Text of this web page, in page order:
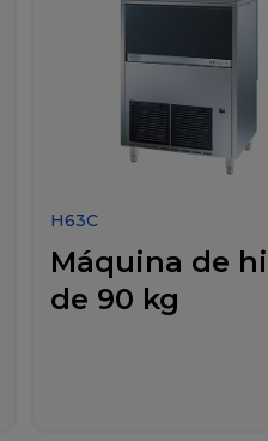
H63C
Máquina de
de 90 kg